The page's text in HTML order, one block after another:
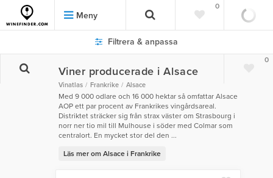
Meny
0
0
Filtrera & anpassa
Viner producerade i Alsace
Vinatlas Frankrike Alsace
Med 9 000 odlare och 16 000 hektar så omfattar Alsace
AOP ett par procent av Frankrikes vingårdsareal.
Distriktet sträcker sig från strax väster om Strasbourg i
norr ner tio mil till Mulhouse i söder med Colmar som
centralort. En mycket stor del den ...
Läs mer om Alsace i Frankrike